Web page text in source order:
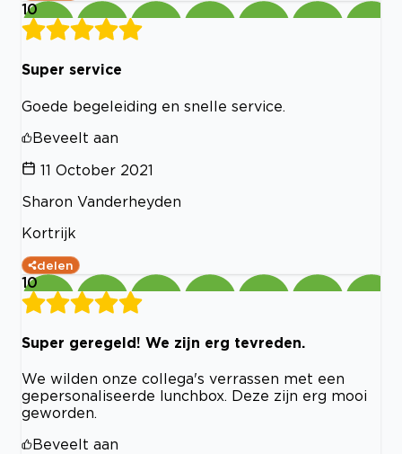
10
Super service
Goede begeleiding en snelle service.
Beveelt aan
11 October 2021
Sharon Vanderheyden
Kortrijk
delen
10
Super geregeld! We zijn erg tevreden.
We wilden onze collega's verrassen met een
gepersonaliseerde lunchbox. Deze zijn erg mooi
geworden.
Beveelt aan